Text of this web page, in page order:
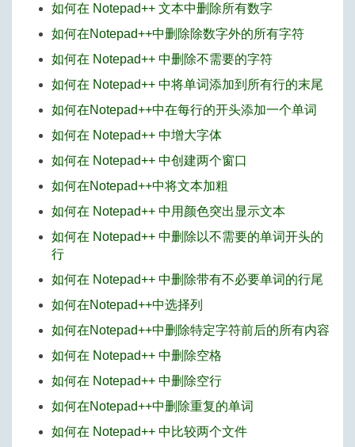
如何在 Notepad++ 文本中删除所有数字
如何在Notepad++中删除除数字外的所有字符
如何在 Notepad++ 中删除不需要的字符
如何在 Notepad++ 中将单词添加到所有行的末尾
如何在Notepad++中在每行的开头添加一个单词
如何在 Notepad++ 中增大字体
如何在 Notepad++ 中创建两个窗口
如何在Notepad++中将文本加粗
如何在 Notepad++ 中用颜色突出显示文本
如何在 Notepad++ 中删除以不需要的单词开头的
行
如何在 Notepad++ 中删除带有不必要单词的行尾
如何在Notepad++中选择列
如何在Notepad++中删除特定字符前后的所有内容
如何在 Notepad++ 中删除空格
如何在 Notepad++ 中删除空行
如何在Notepad++中删除重复的单词
如何在 Notepad++ 中比较两个文件